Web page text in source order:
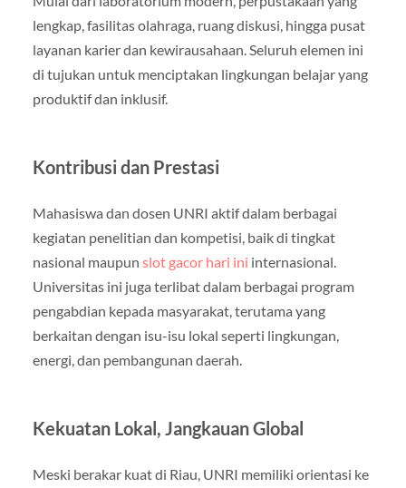
lengkap, fasilitas olahraga, ruang diskusi, hingga pusat
layanan karier dan kewirausahaan. Seluruh elemen ini
di tujukan untuk menciptakan lingkungan belajar yang
produktif dan inklusif.
Kontribusi dan Prestasi
Mahasiswa dan dosen UNRI aktif dalam berbagai
kegiatan penelitian dan kompetisi, baik di tingkat
nasional maupun slot gacor hari ini internasional.
Universitas ini juga terlibat dalam berbagai program
pengabdian kepada masyarakat, terutama yang
berkaitan dengan isu-isu lokal seperti lingkungan,
energi, dan pembangunan daerah.
Kekuatan Lokal, Jangkauan Global
Meski berakar kuat di Riau, UNRI memiliki orientasi ke